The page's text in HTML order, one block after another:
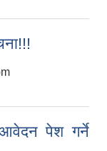
आवेदन पेश गर्ने